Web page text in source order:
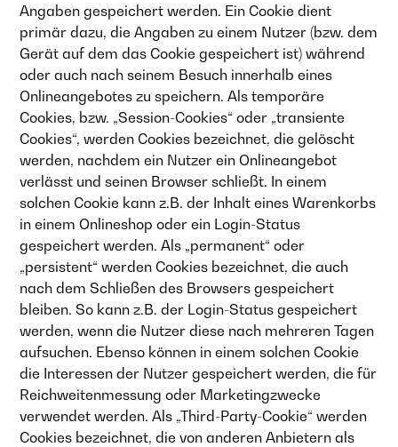
Angaben gespeichert werden. Ein Cookie dient
primär dazu, die Angaben zu einem Nutzer (bzw. dem
Gerät auf dem das Cookie gespeichert ist) während
oder auch nach seinem Besuch innerhalb eines
Onlineangebotes zu speichern. Als temporäre
Cookies, bzw. „Session-Cookies“ oder „transiente
Cookies“, werden Cookies bezeichnet, die gelöscht
werden, nachdem ein Nutzer ein Onlineangebot
verlässt und seinen Browser schließt. In einem
solchen Cookie kann z.B. der Inhalt eines Warenkorbs
in einem Onlineshop oder ein Login-Status
gespeichert werden. Als „permanent“ oder
„persistent“ werden Cookies bezeichnet, die auch
nach dem Schließen des Browsers gespeichert
bleiben. So kann z.B. der Login-Status gespeichert
werden, wenn die Nutzer diese nach mehreren Tagen
aufsuchen. Ebenso können in einem solchen Cookie
die Interessen der Nutzer gespeichert werden, die für
Reichweitenmessung oder Marketingzwecke
verwendet werden. Als „Third-Party-Cookie“ werden
Cookies bezeichnet, die von anderen Anbietern als